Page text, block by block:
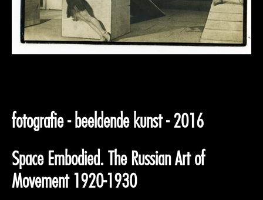
fotografie - beeldende kunst - 2016
Space Embodied. The Russian Art of
Movement 1920-1930